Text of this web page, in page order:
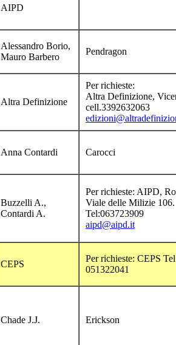
AIPD
Alessandro Borio,
Mauro Barbero
Pendragon
Altra Definizione
Per richieste:
Altra Definizione,
cell.3392632063
Anna Contardi Carocci
Buzzelli A.,
Contardi A.
Per richieste: AIPD,
Viale delle Milizie 106.
Tel:063723909
aipd@aipd.it
CEPS
Per richieste: CEPS Tel
051322041
Chade J.J. Erickson